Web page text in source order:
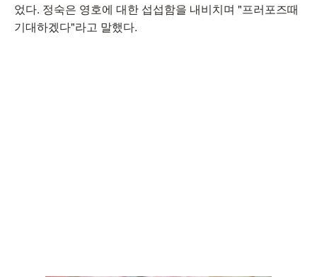
었다. 정숙은 영호에 대한 섭섭함을 내비치며 "프러포즈때
기대하겠다"라고 말했다.